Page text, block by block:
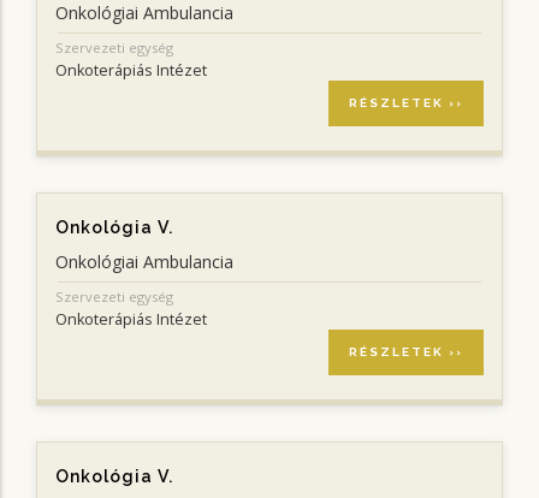
Onkológiai Ambulancia
Szervezeti egység
Onkoterápiás Intézet
RÉSZLETEK ››
Onkológia V.
Onkológiai Ambulancia
Szervezeti egység
Onkoterápiás Intézet
RÉSZLETEK ››
Onkológia V.